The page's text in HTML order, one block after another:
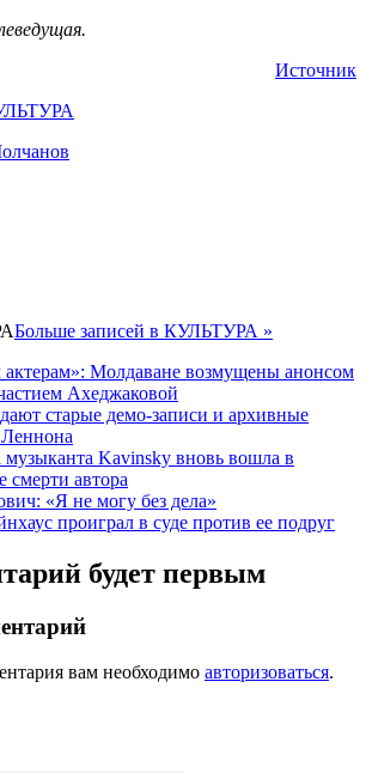
Источник
Больше записей в КУЛЬТУРА »
актерам»: Молдаване возмущены анонсом
Ахеджаковой
старые демо-записи и архивные
Kavinsky вновь вошла в
смерти автора
«Я не могу без дела»
проиграл в суде против ее подруг
будет первым
вам необходимо авторизоваться.